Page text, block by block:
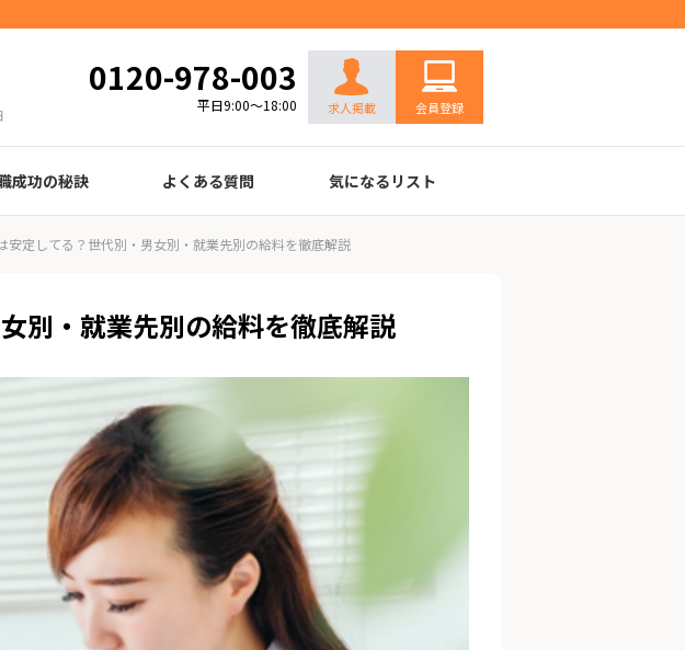
0120-978-003
平日9:00～18:00 求人掲載 会員登録
成功の秘訣
の書き方
歴書の書き方
心得
コツ
際に知っておきたいこと
見表
よくある質問 気になるリスト
安定してる？世代別・男女別・就業先別の給料を徹底解説
別・就業先別の給料を徹底解説